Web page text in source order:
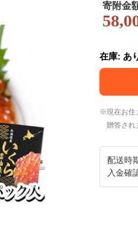
寄附金
在庫: あ
現在お住
贈答され
配送時
入金確